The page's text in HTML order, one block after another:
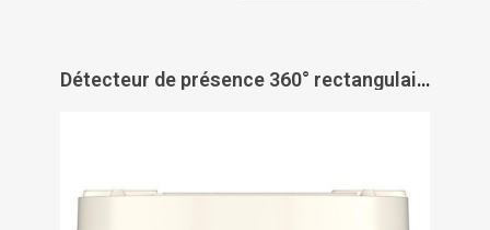
Détecteur de présence 360° rectangulaire plafond Luxa 103 - THEBEN